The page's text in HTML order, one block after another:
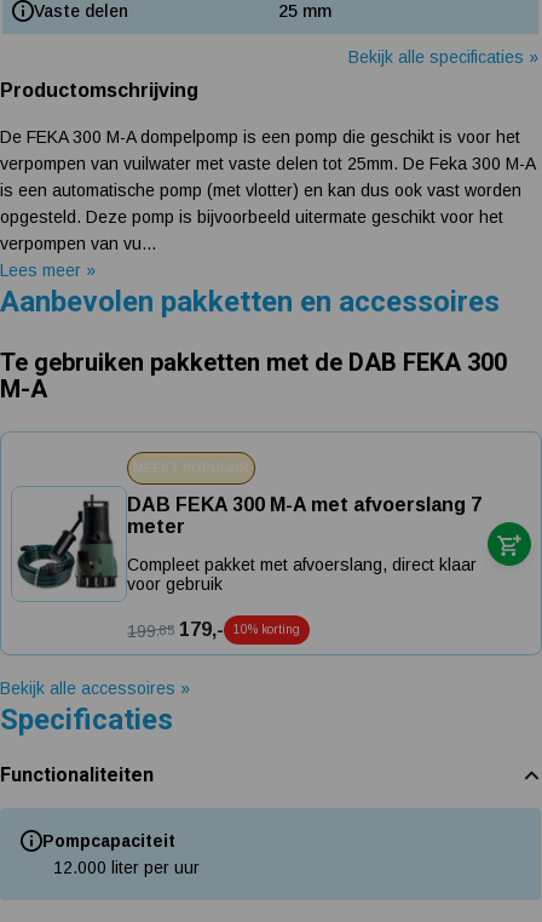
Vaste delen 25 mm
Bekijk alle specificaties »
Productomschrijving
De FEKA 300 M-A dompelpomp is een pomp die geschikt is voor het
verpompen van vuilwater met vaste delen tot 25mm. De Feka 300 M-A
is een automatische pomp (met vlotter) en kan dus ook vast worden
opgesteld. Deze pomp is bijvoorbeeld uitermate geschikt voor het
verpompen van vu...
Lees meer »
Aanbevolen pakketten en accessoires
Te gebruiken pakketten met de DAB FEKA 300
M-A
MEEST POPULAIR
DAB FEKA 300 M-A met afvoerslang 7
meter
Compleet pakket met afvoerslang, direct klaar
voor gebruik
199,85 179,- 10% korting
Bekijk alle accessoires »
Specificaties
Functionaliteiten
Pompcapaciteit
12.000 liter per uur